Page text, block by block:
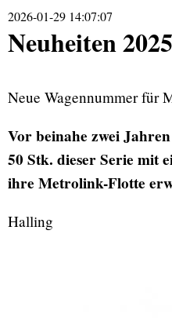
2026-01-29 14:07:07
Neuheiten
Neue Wagennummer für
Vor beinahe zwei
50 Stk. dieser Serie mit
ihre Metrolink-Flotte
Halling